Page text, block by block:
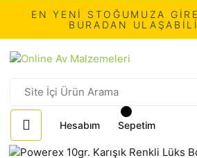
EN YENİ STOĞUMUZA
BURADAN
Hesabım Sepetim